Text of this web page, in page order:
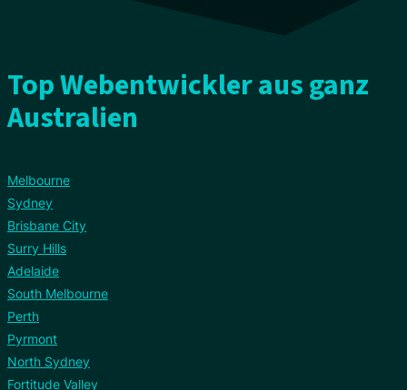
Top Webentwickler aus ganz
Australien
Melbourne
Sydney
Brisbane City
Surry Hills
Adelaide
South Melbourne
Perth
Pyrmont
North Sydney
Fortitude Valley